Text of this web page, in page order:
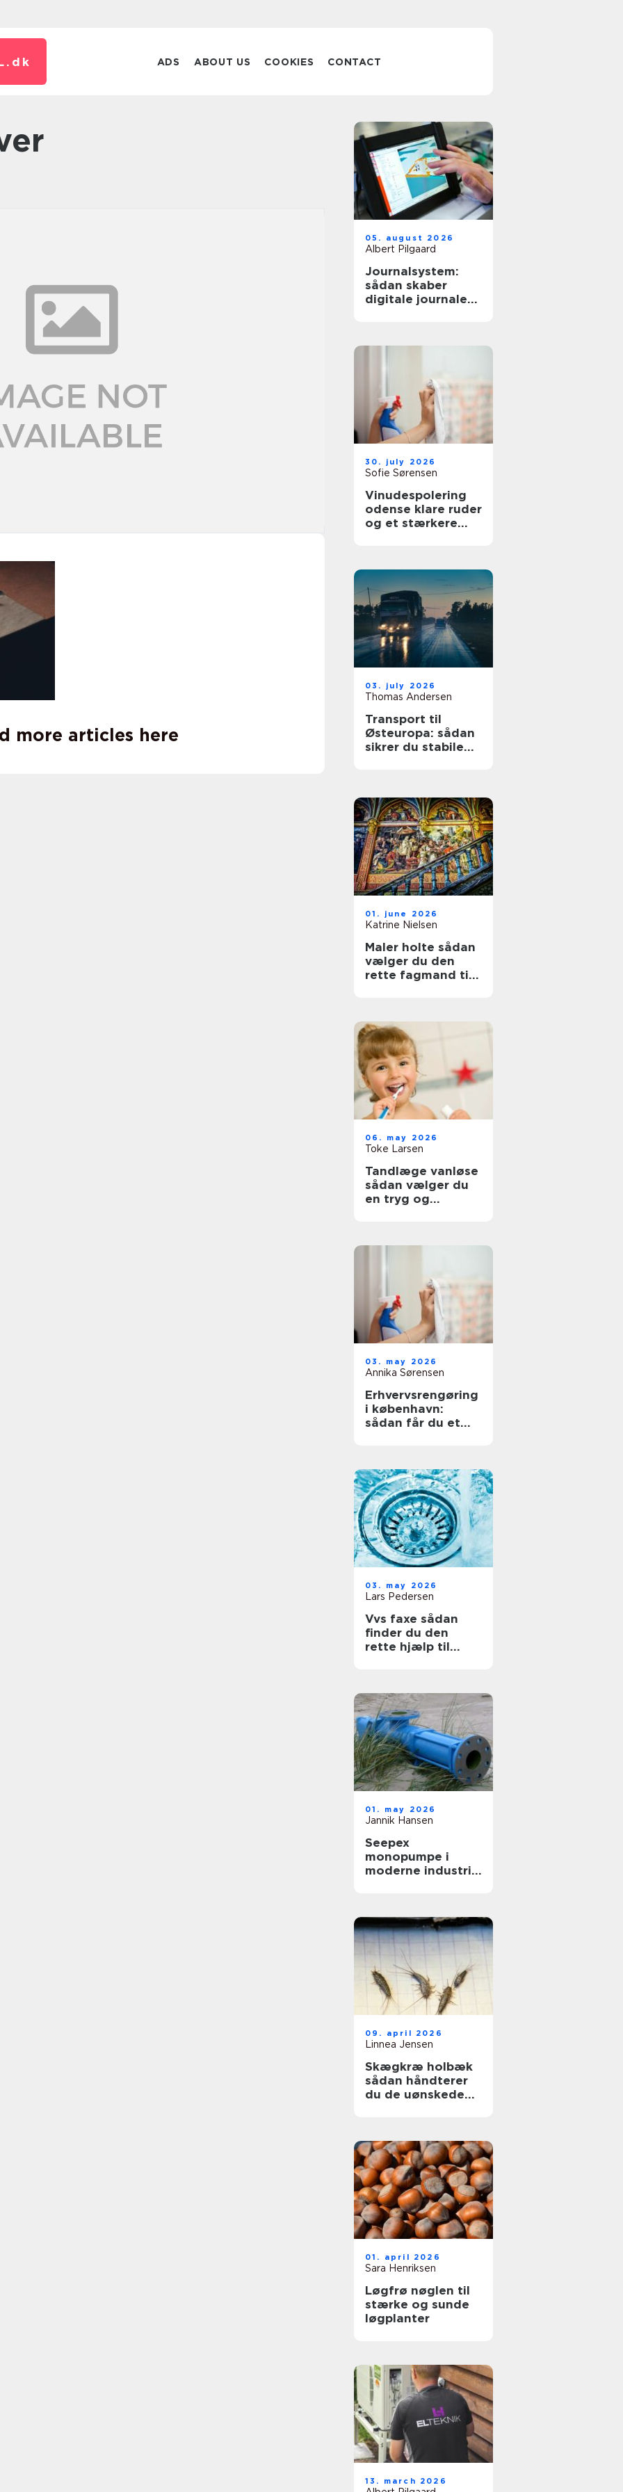
dk ADS ABOUT US COOKIES CONTACT
more articles here
05. august 2026
Albert Pilgaard
Journalsystem:
sådan skaber
digitale journaler
30. july 2026
Sofie Sørensen
Vinudespolering
odense klare ruder
og et stærkere
03. july 2026
Thomas Andersen
Transport til
Østeuropa: sådan
sikrer du stabile
01. june 2026
Katrine Nielsen
Maler holte sådan
vælger du den
rette fagmand til
06. may 2026
Toke Larsen
Tandlæge vanløse
sådan vælger du
en tryg og
03. may 2026
Annika Sørensen
Erhvervsrengøring
i københavn:
sådan får du et
03. may 2026
Lars Pedersen
Vvs faxe sådan
finder du den
rette hjælp til
01. may 2026
Jannik Hansen
Seepex
monopumpe i
moderne industri:
09. april 2026
Linnea Jensen
Skægkræ holbæk
sådan håndterer
du de uønskede
01. april 2026
Sara Henriksen
Løgfrø nøglen til
stærke og sunde
løgplanter
13. march 2026